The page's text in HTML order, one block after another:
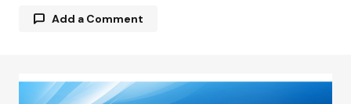
Add a Comment
Tu dirección de correo electrónico no será
publicada.Los campos obligatorios están